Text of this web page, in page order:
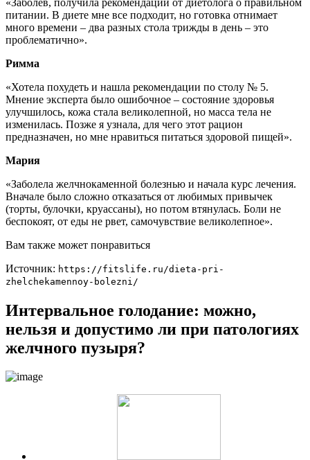
питании. В диете мне все подходит, но готовка отнимает
много времени – два разных стола трижды в день – это
проблематично».
Римма
«Хотела похудеть и нашла рекомендации по столу № 5.
Мнение эксперта было ошибочное – состояние здоровья
улучшилось, кожа стала великолепной, но масса тела не
изменилась. Позже я узнала, для чего этот рацион
предназначен, но мне нравиться питаться здоровой пищей».
Мария
«Заболела желчнокаменной болезнью и начала курс лечения.
Вначале было сложно отказаться от любимых привычек
(торты, булочки, круассаны), но потом втянулась. Боли не
беспокоят, от еды не рвет, самочувствие великолепное».
Вам также может понравиться
Источник: https://fitslife.ru/dieta-pri-
zhelchekamennoy-bolezni/
Интервальное голодание: можно,
нельзя и допустимо ли при патологиях
желчного пузыря?